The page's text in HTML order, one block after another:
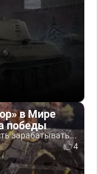
в Мире
победы
зарабатывать...
4